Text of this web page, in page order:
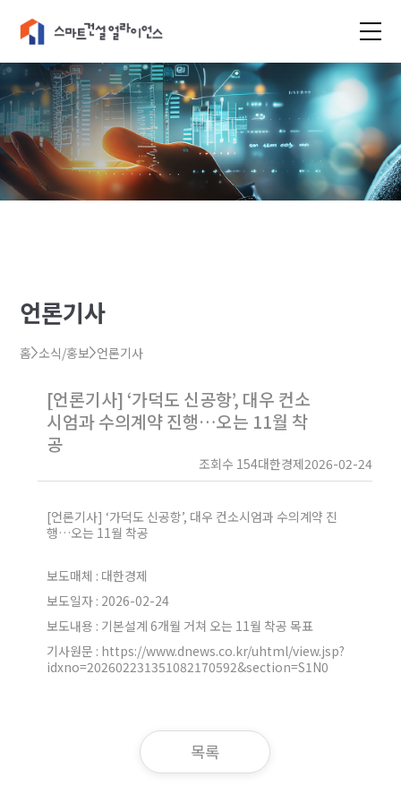
언론기사
홈 소식/홍보 언론기사
[언론기사] ‘가덕도 신공항’, 대우 컨소
시엄과 수의계약 진행…오는 11월 착
공
2026-02-24
대한경제
조회수 154
[언론기사] ‘가덕도 신공항’, 대우 컨소시엄과 수의계약 진
행…오는 11월 착공
보도매체 : 대한경제
보도일자 : 2026-02-24
보도내용 : 기본설계 6개월 거쳐 오는 11월 착공 목표
기사원문 : https://www.dnews.co.kr/uhtml/view.jsp?
idxno=202602231351082170592&section=S1N0
목록